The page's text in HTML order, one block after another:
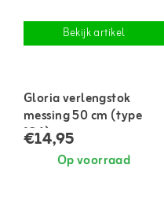
Bekijk artikel
Gloria verlengstok
messing 50 cm (type
124)
€14,95
Op voorraad